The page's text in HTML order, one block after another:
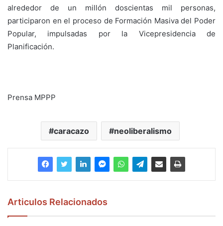
alrededor de un millón doscientas mil personas,
participaron en el proceso de Formación Masiva del Poder
Popular, impulsadas por la Vicepresidencia de
Planificación.
Prensa MPPP
caracazo neoliberalismo
Articulos Relacionados